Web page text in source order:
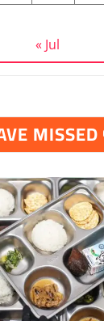
« Jul
MISSED